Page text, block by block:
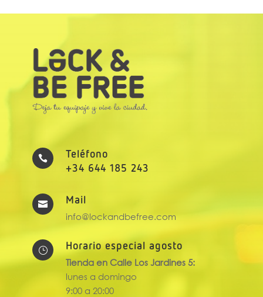

Teléfono
+34 644 185 243
 Mail
info@lockandbefree.com
} Horario especial agosto
Tienda en Calle Los Jardines 5:
lunes a domingo
9:00 a 20:00